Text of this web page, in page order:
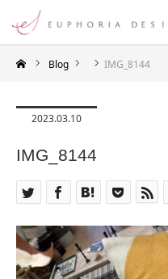
Blog IMG_8144
2023.03.10
IMG_8144